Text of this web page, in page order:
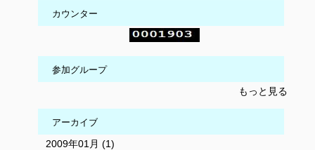
カウンター
参加グループ
もっと見る
アーカイブ
2009年01月 (1)